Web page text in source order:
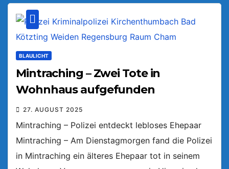
BLAULICHT
Mintraching – Zwei Tote in
Wohnhaus aufgefunden
27. AUGUST 2025
Mintraching – Polizei entdeckt lebloses Ehepaar
Mintraching – Am Dienstagmorgen fand die Polizei
in Mintraching ein älteres Ehepaar tot in seinem